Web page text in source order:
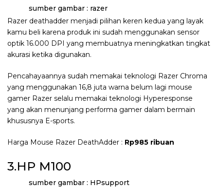
sumber gambar : razer
Razer deathadder menjadi pilihan keren kedua yang layak
kamu beli karena produk ini sudah menggunakan sensor
optik 16.000 DPI yang membuatnya meningkatkan tingkat
akurasi ketika digunakan.
Pencahayaannya sudah memakai teknologi Razer Chroma
yang menggunakan 16,8 juta warna belum lagi mouse
gamer Razer selalu memakai teknologi Hyperesponse
yang akan menunjang performa gamer dalam bermain
khususnya E-sports.
Harga Mouse Razer DeathAdder : Rp985 ribuan
3.HP M100
sumber gambar : HPsupport